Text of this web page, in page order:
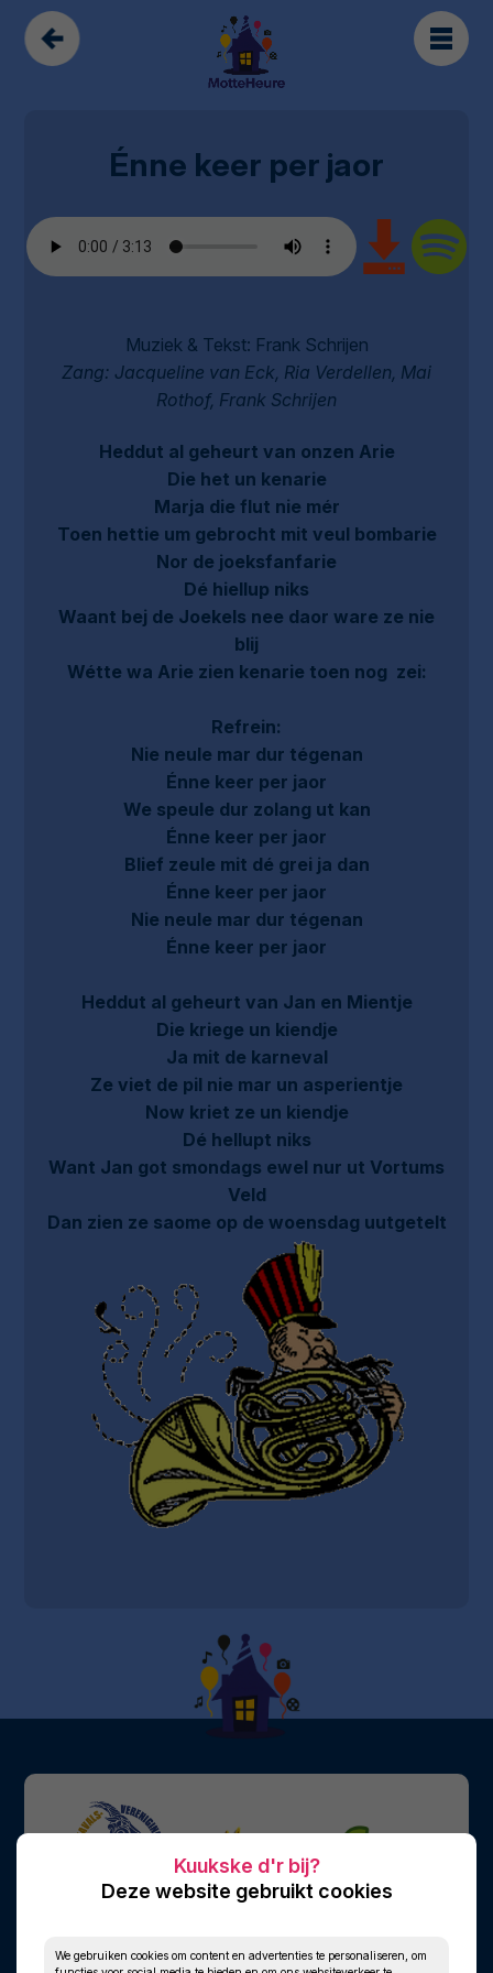
Énne keer per jaor
Muziek & Tekst: Frank Schrijen
Zang: Jacqueline van Eck, Ria Verdellen, Mai
Rothof, Frank Schrijen
Heddut al geheurt van onzen Arie
Die het un kenarie
Marja die flut nie mér
Toen hettie um gebrocht mit veul bombarie
Nor de joeksfanfarie
Dé hiellup niks
Waant bej de Joekels nee daor ware ze nie
blij
Wétte wa Arie zien kenarie toen nog zei:
Refrein:
Nie neule mar dur tégenan
Énne keer per jaor
We speule dur zolang ut kan
Énne keer per jaor
Blief zeule mit dé grei ja dan
Énne keer per jaor
Nie neule mar dur tégenan
Énne keer per jaor
Heddut al geheurt van Jan en Mientje
Die kriege un kiendje
Ja mit de karneval
Ze viet de pil nie mar un asperientje
Now kriet ze un kiendje
Dé hellupt niks
Want Jan got smondags ewel nur ut Vortums
Veld
Dan zien ze saome op de woensdag uutgetelt
Deze website gebruikt cookies
We gebruiken cookies om content en advertenties te personaliseren, om